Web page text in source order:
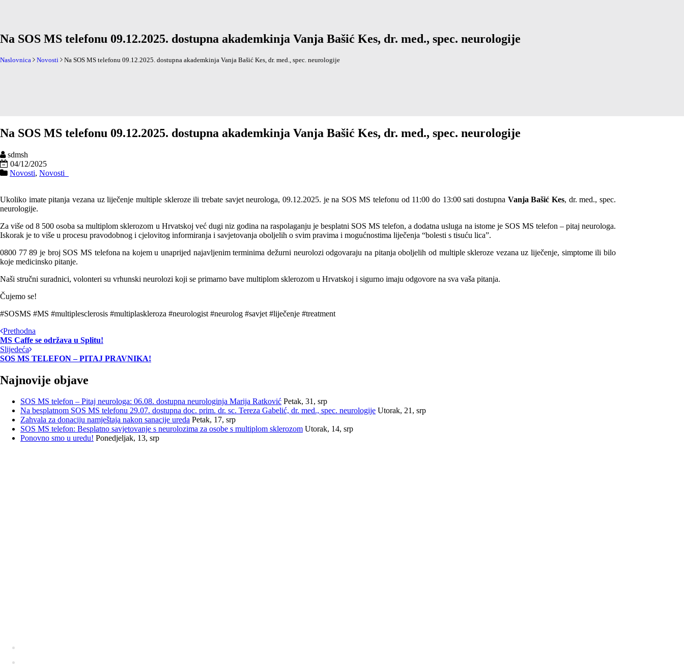
Na SOS MS telefonu 09.12.2025. dostupna akademkinja Vanja Bašić Kes, dr. med., spec. neurologije
Naslovnica Novosti Na SOS MS telefonu 09.12.2025. dostupna akademkinja Vanja Bašić Kes, dr. med., spec. neurologije
Na SOS MS telefonu 09.12.2025. dostupna akademkinja Vanja Bašić Kes, dr. med., spec. neurologije
sdmsh
04/12/2025
Novosti, Novosti_
Ukoliko imate pitanja vezana uz liječenje multiple skleroze ili trebate savjet neurologa, 09.12.2025. je na SOS MS telefonu od 11:00 do 13:00 sati dostupna Vanja Bašić Kes, dr. med., spec.
neurologije.
Za više od 8 500 osoba sa multiplom sklerozom u Hrvatskoj već dugi niz godina na raspolaganju je besplatni SOS MS telefon, a dodatna usluga na istome je SOS MS telefon – pitaj neurologa.
Iskorak je to više u procesu pravodobnog i cjelovitog informiranja i savjetovanja oboljelih o svim pravima i mogućnostima liječenja “bolesti s tisuću lica”.
0800 77 89 je broj SOS MS telefona na kojem u unaprijed najavljenim terminima dežurni neurolozi odgovaraju na pitanja oboljelih od multiple skleroze vezana uz liječenje, simptome ili bilo
koje medicinsko pitanje.
Naši stručni suradnici, volonteri su vrhunski neurolozi koji se primarno bave multiplom sklerozom u Hrvatskoj i sigurno imaju odgovore na sva vaša pitanja.
Čujemo se!
#SOSMS #MS #multiplesclerosis #multiplaskleroza #neurologist #neurolog #savjet #liječenje #treatment
Prethodna
MS Caffe se održava u Splitu!
Slijedeća
SOS MS TELEFON – PITAJ PRAVNIKA!
Najnovije objave
SOS MS telefon – Pitaj neurologa: 06.08. dostupna neurologinja Marija Ratković Petak, 31, srp
Na besplatnom SOS MS telefonu 29.07. dostupna doc. prim. dr. sc. Tereza Gabelić, dr. med., spec. neurologije Utorak, 21, srp
Zahvala za donaciju namještaja nakon sanacije ureda Petak, 17, srp
SOS MS telefon: Besplatno savjetovanje s neurolozima za osobe s multiplom sklerozom Utorak, 14, srp
Ponovno smo u uredu! Ponedjeljak, 13, srp